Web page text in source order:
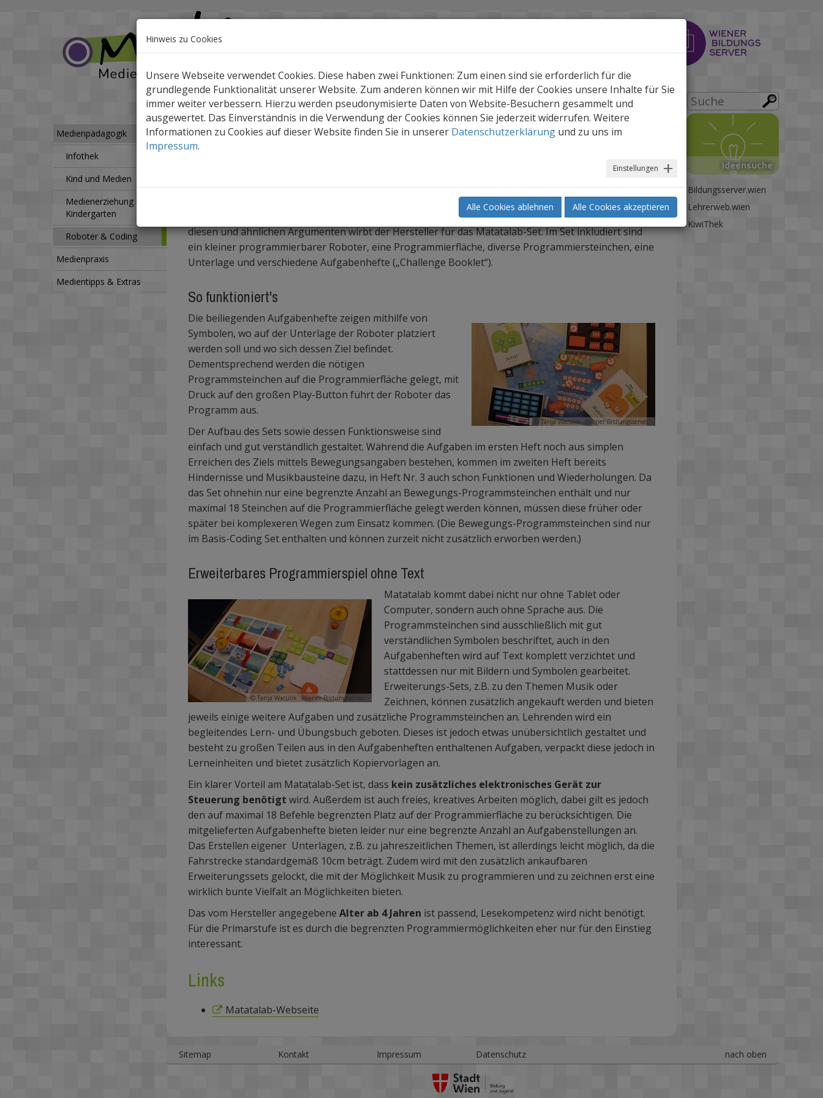
Medienpädagogik
Infothek
Kind und Medien
Medienerziehung im
Kindergarten
Roboter & Coding
Medienpraxis
Medientipps & Extras
Medienpädagogik Roboter & Coding Matatalab drucken
Ein programmierbarer Roboter für die Jüngsten, der ohne Tablet oder Computer auskommt – mit
diesen und ähnlichen Argumenten wirbt der Hersteller für das Matatalab-Set. Im Set inkludiert sind
ein kleiner programmierbarer Roboter, eine Programmierfläche, diverse Programmiersteinchen, eine
Unterlage und verschiedene Aufgabenhefte („Challenge Booklet“).
So funktioniert's
© Tanja Waculik Wiener Bildungsserver
Die beiliegenden Aufgabenhefte zeigen mithilfe von
Symbolen, wo auf der Unterlage der Roboter platziert
werden soll und wo sich dessen Ziel befindet.
Dementsprechend werden die nötigen
Programmsteinchen auf die Programmierfläche gelegt, mit
Druck auf den großen Play-Button führt der Roboter das
Programm aus.
Der Aufbau des Sets sowie dessen Funktionsweise sind
einfach und gut verständlich gestaltet. Während die Aufgaben im ersten Heft noch aus simplen
Erreichen des Ziels mittels Bewegungsangaben bestehen, kommen im zweiten Heft bereits
Hindernisse und Musikbausteine dazu, in Heft Nr. 3 auch schon Funktionen und Wiederholungen. Da
das Set ohnehin nur eine begrenzte Anzahl an Bewegungs-Programmsteinchen enthält und nur
maximal 18 Steinchen auf die Programmierfläche gelegt werden können, müssen diese früher oder
später bei komplexeren Wegen zum Einsatz kommen. (Die Bewegungs-Programmsteinchen sind nur
im Basis-Coding Set enthalten und können zurzeit nicht zusätzlich erworben werden.)
Erweiterbares Programmierspiel ohne Text
© Tanja Waculik Wiener Bildungsserver
Matatalab kommt dabei nicht nur ohne Tablet oder
Computer, sondern auch ohne Sprache aus. Die
Programmsteinchen sind ausschließlich mit gut
verständlichen Symbolen beschriftet, auch in den
Aufgabenheften wird auf Text komplett verzichtet und
stattdessen nur mit Bildern und Symbolen gearbeitet.
Erweiterungs-Sets, z.B. zu den Themen Musik oder
Zeichnen, können zusätzlich angekauft werden und bieten
jeweils einige weitere Aufgaben und zusätzliche Programmsteinchen an. Lehrenden wird ein
begleitendes Lern- und Übungsbuch geboten. Dieses ist jedoch etwas unübersichtlich gestaltet und
besteht zu großen Teilen aus in den Aufgabenheften enthaltenen Aufgaben, verpackt diese jedoch in
Lerneinheiten und bietet zusätzlich Kopiervorlagen an.
Ein klarer Vorteil am Matatalab-Set ist, dass kein zusätzliches elektronisches Gerät zur
Steuerung benötigt wird. Außerdem ist auch freies, kreatives Arbeiten möglich, dabei gilt es jedoch
den auf maximal 18 Befehle begrenzten Platz auf der Programmierfläche zu berücksichtigen. Die
mitgelieferten Aufgabenhefte bieten leider nur eine begrenzte Anzahl an Aufgabenstellungen an.
Das Erstellen eigener Unterlagen, z.B. zu jahreszeitlichen Themen, ist allerdings leicht möglich, da die
Fahrstrecke standardgemäß 10cm beträgt. Zudem wird mit den zusätzlich ankaufbaren
Erweiterungssets gelockt, die mit der Möglichkeit Musik zu programmieren und zu zeichnen erst eine
wirklich bunte Vielfalt an Möglichkeiten bieten.
Das vom Hersteller angegebene Alter ab 4 Jahren ist passend, Lesekompetenz wird nicht benötigt.
Für die Primarstufe ist es durch die begrenzten Programmiermöglichkeiten eher nur für den Einstieg
interessant.
Links
Matatalab-Webseite
Ideensuche
Bildungsserver.wien
Lehrerweb.wien
KiwiThek
Sitemap Kontakt Impressum Datenschutz nach oben
Hinweis zu Cookies
Unsere Webseite verwendet Cookies. Diese haben zwei Funktionen: Zum einen sind sie erforderlich für die
grundlegende Funktionalität unserer Website. Zum anderen können wir mit Hilfe der Cookies unsere Inhalte für Sie
immer weiter verbessern. Hierzu werden pseudonymisierte Daten von Website-Besuchern gesammelt und
ausgewertet. Das Einverständnis in die Verwendung der Cookies können Sie jederzeit widerrufen. Weitere
Informationen zu Cookies auf dieser Website finden Sie in unserer Datenschutzerklärung und zu uns im
Impressum.
Einstellungen
Alle Cookies ablehnen Alle Cookies akzeptieren